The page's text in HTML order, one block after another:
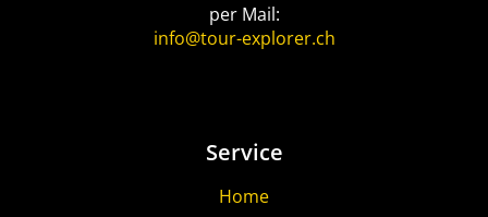
per Mail:
info@tour-explorer.ch
Service
Home